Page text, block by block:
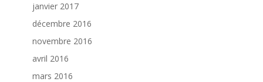
janvier 2017
décembre 2016
novembre 2016
avril 2016
mars 2016